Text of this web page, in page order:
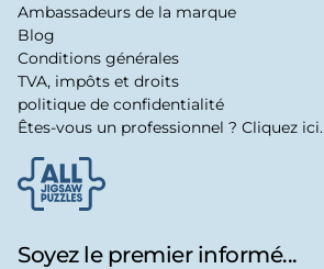
Soyez le premier informé...
Ambassadeurs de la marque
Blog
Conditions générales
TVA, impôts et droits
politique de confidentialité
Êtes-vous un professionnel ? Cliquez ici.